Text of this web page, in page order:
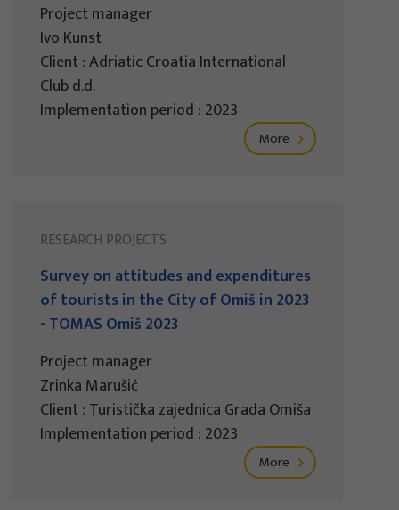
Project manager
Ivo Kunst
Client : Adriatic Croatia International
Club d.d.
Implementation period : 2023
More
RESEARCH PROJECTS
Survey on attitudes and expenditures
of tourists in the City of Omiš in 2023
- TOMAS Omiš 2023
Project manager
Zrinka Marušić
Client : Turistička zajednica Grada Omiša
Implementation period : 2023
More